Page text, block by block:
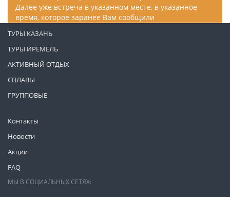
Далее уже встреча в указанном месте, в указанное
время, которое заранее Вам сообщили
Контакты
Новости
Акции
FAQ
ТУРЫ КАЗАНЬ
ТУРЫ ИРЕМЕЛЬ
АКТИВНЫЙ ОТДЫХ
СПЛАВЫ
ГРУППОВЫЕ
МЫ В СОЦИАЛЬНЫХ СЕТЯХ: